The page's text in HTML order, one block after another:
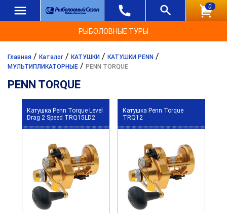
0
РЫБОЛОВНЫЕ ТУРЫ
Главная / Каталог / КАТУШКИ / КАТУШКИ PENN /
МУЛЬТИПЛИКАТОРНЫЕ / PENN TORQUE
PENN TORQUE
Катушка Penn Torque Level
Drag 2 Speed TRQ15LD2
Катушка Penn Torque
TRQ12